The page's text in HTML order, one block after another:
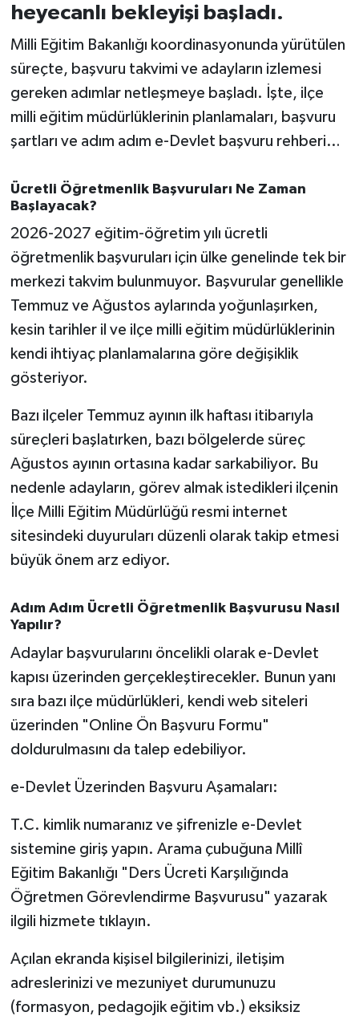
heyecanlı bekleyişi başladı.
Milli Eğitim Bakanlığı koordinasyonunda yürütülen
süreçte, başvuru takvimi ve adayların izlemesi
gereken adımlar netleşmeye başladı. İşte, ilçe
milli eğitim müdürlüklerinin planlamaları, başvuru
şartları ve adım adım e-Devlet başvuru rehberi…
Ücretli Öğretmenlik Başvuruları Ne Zaman
Başlayacak?
2026-2027 eğitim-öğretim yılı ücretli
öğretmenlik başvuruları için ülke genelinde tek bir
merkezi takvim bulunmuyor. Başvurular genellikle
Temmuz ve Ağustos aylarında yoğunlaşırken,
kesin tarihler il ve ilçe milli eğitim müdürlüklerinin
kendi ihtiyaç planlamalarına göre değişiklik
gösteriyor.
Bazı ilçeler Temmuz ayının ilk haftası itibarıyla
süreçleri başlatırken, bazı bölgelerde süreç
Ağustos ayının ortasına kadar sarkabiliyor. Bu
nedenle adayların, görev almak istedikleri ilçenin
İlçe Milli Eğitim Müdürlüğü resmi internet
sitesindeki duyuruları düzenli olarak takip etmesi
büyük önem arz ediyor.
Adım Adım Ücretli Öğretmenlik Başvurusu Nasıl
Yapılır?
Adaylar başvurularını öncelikli olarak e-Devlet
kapısı üzerinden gerçekleştirecekler. Bunun yanı
sıra bazı ilçe müdürlükleri, kendi web siteleri
üzerinden "Online Ön Başvuru Formu"
doldurulmasını da talep edebiliyor.
e-Devlet Üzerinden Başvuru Aşamaları:
T.C. kimlik numaranız ve şifrenizle e-Devlet
sistemine giriş yapın. Arama çubuğuna Millî
Eğitim Bakanlığı "Ders Ücreti Karşılığında
Öğretmen Görevlendirme Başvurusu" yazarak
ilgili hizmete tıklayın.
Açılan ekranda kişisel bilgilerinizi, iletişim
adreslerinizi ve mezuniyet durumunuzu
(formasyon, pedagojik eğitim vb.) eksiksiz
Kepsut
KÜLTÜR-SANAT
MANŞET
Manyas
OLAY
OTOMOTİV
Resmi İlanlar
SAĞLIK
SEYAHAT
SİYASET
Sındırgı
SPOR
TARİHTE BUGÜN
TEKNOLOJİ
VİZYONDAKİLER
YAŞAM